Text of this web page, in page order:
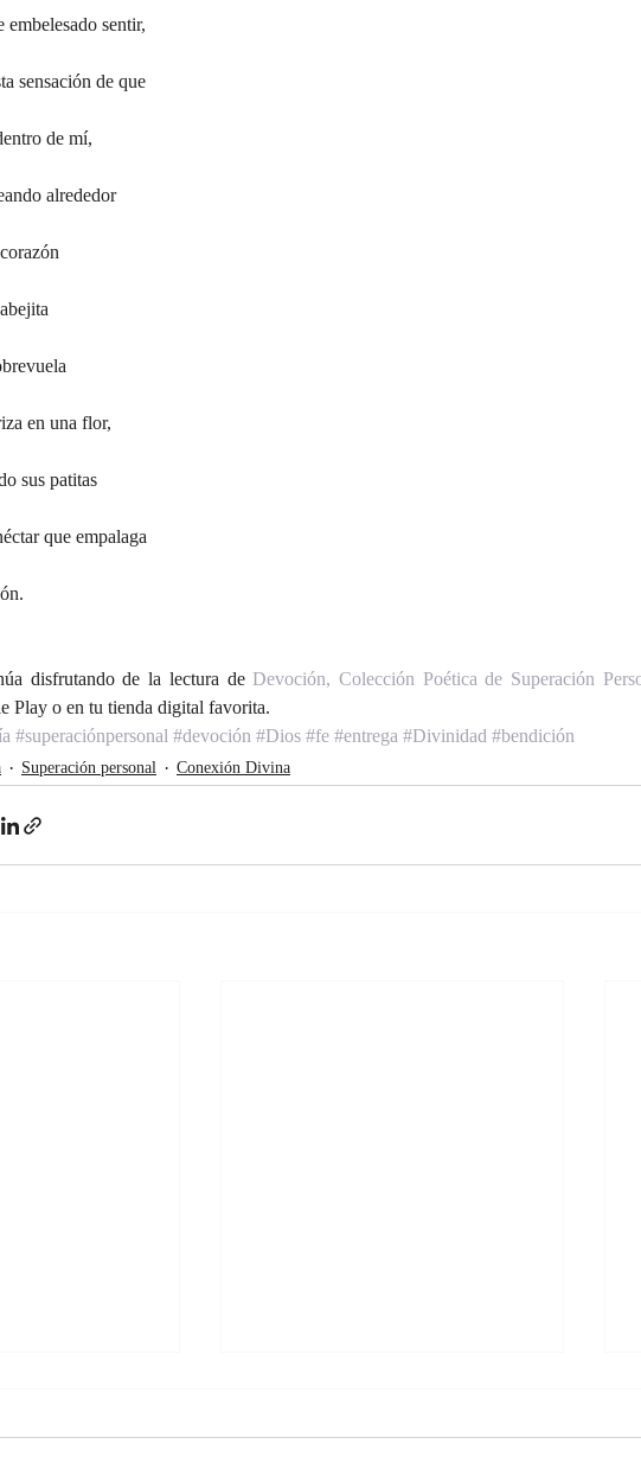
embelesado sentir,
sensación de que
de mí,
alrededor
en una flor,
sus patitas
que empalaga
disfrutando de la lectura de Devoción, Colección Poética de Superación
Play o en tu tienda digital favorita.
#superaciónpersonal #devoción #Dios #fe #entrega #Divinidad #bendición
Superación personal Conexión Divina